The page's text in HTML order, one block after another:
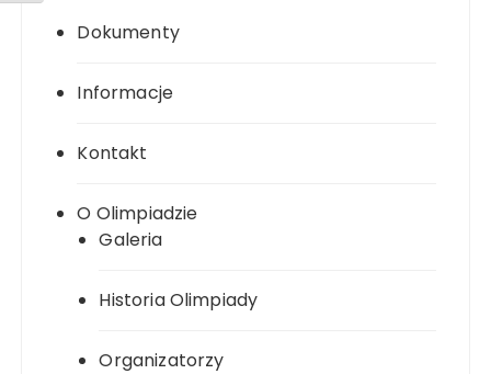
Dokumenty
Informacje
Kontakt
O Olimpiadzie
Galeria
Historia Olimpiady
Organizatorzy